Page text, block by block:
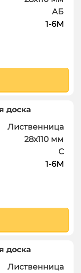
АБ
1-6М
доска
Лиственница
28х110 мм
С
1-6М
доска
Лиственница